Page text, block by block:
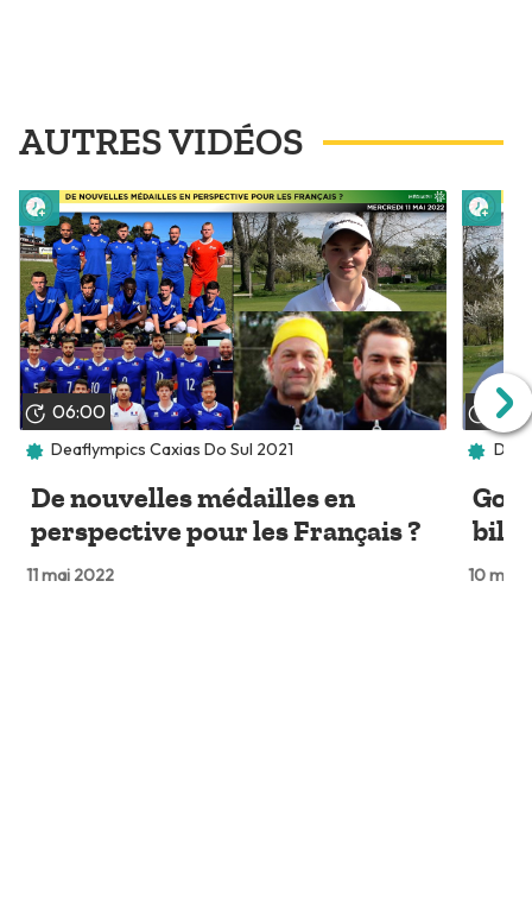
AUTRES VIDÉOS
06:00
Deaflympics Caxias Do Sul 2021
De nouvelles médailles en
perspective pour les Français ?
11 mai 2022
Lire plus tard
10 mai
Lire